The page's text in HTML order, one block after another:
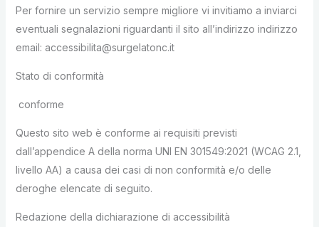
Per fornire un servizio sempre migliore vi invitiamo a inviarci
eventuali segnalazioni riguardanti il sito all’indirizzo indirizzo
email: accessibilita@surgelatonc.it
Stato di conformità
conforme
Questo sito web è conforme ai requisiti previsti
dall’appendice A della norma UNI EN 301549:2021 (WCAG 2.1,
livello AA) a causa dei casi di non conformità e/o delle
deroghe elencate di seguito.
Redazione della dichiarazione di accessibilità